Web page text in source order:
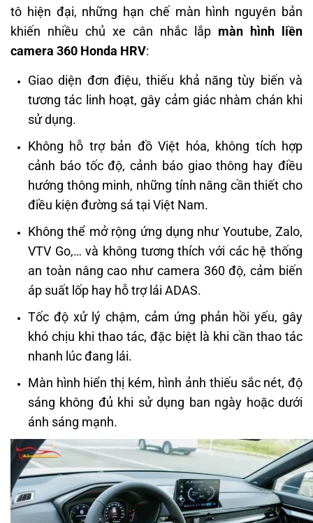
tô hiện đại, những hạn chế màn hình nguyên bản
khiến nhiều chủ xe cân nhắc lắp màn hình liền
camera 360 Honda HRV:
Giao diện đơn điệu, thiếu khả năng tùy biến và
tương tác linh hoạt, gây cảm giác nhàm chán khi
sử dụng.
Không hỗ trợ bản đồ Việt hóa, không tích hợp
cảnh báo tốc độ, cảnh báo giao thông hay điều
hướng thông minh, những tính năng cần thiết cho
điều kiện đường sá tại Việt Nam.
Không thể mở rộng ứng dụng như Youtube, Zalo,
VTV Go,… và không tương thích với các hệ thống
an toàn nâng cao như camera 360 độ, cảm biến
áp suất lốp hay hỗ trợ lái ADAS.
Tốc độ xử lý chậm, cảm ứng phản hồi yếu, gây
khó chịu khi thao tác, đặc biệt là khi cần thao tác
nhanh lúc đang lái.
Màn hình hiển thị kém, hình ảnh thiếu sắc nét, độ
sáng không đủ khi sử dụng ban ngày hoặc dưới
ánh sáng mạnh.